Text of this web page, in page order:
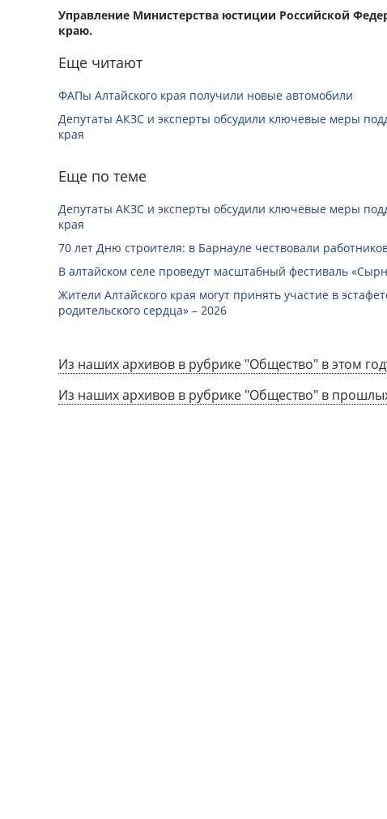
Управление Министерства юстиции Российской
краю.
Еще читают
ФАПы Алтайского края получили новые автомобили
Депутаты АКЗС и эксперты обсудили ключевые меры
края
Еще по теме
Депутаты АКЗС и эксперты обсудили ключевые меры
края
70 лет Дню строителя: в Барнауле чествовали
В алтайском селе проведут масштабный фестиваль
Жители Алтайского края могут принять участие в
родительского сердца» – 2026
Из наших архивов в рубрике "Общество" в этом
Из наших архивов в рубрике "Общество" в